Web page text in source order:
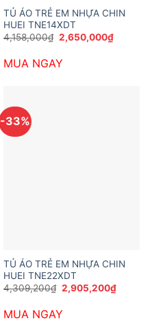
TỦ ÁO TRẺ EM NHỰA CHIN
HUEI TNE14XDT
4,158,000₫ Giá
gốc
4,158,000₫.
2,650,000₫Giá
hiện
MUA NGAY
-33%
TỦ ÁO TRẺ EM NHỰA CHIN
HUEI TNE22XDT
4,309,200₫ Giá
gốc
4,309,200₫.
2,905,200₫Giá
hiện
MUA NGAY